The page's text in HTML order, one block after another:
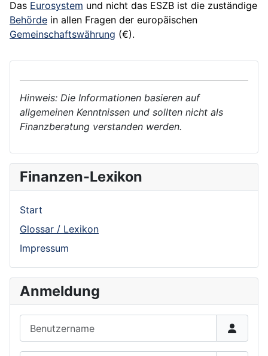
Das Eurosystem und nicht das ESZB ist die zuständige
Behörde in allen Fragen der europäischen
Gemeinschaftswährung (€).
Hinweis: Die Informationen basieren auf
allgemeinen Kenntnissen und sollten nicht als
Finanzberatung verstanden werden.
Finanzen-Lexikon
Start
Glossar / Lexikon
Impressum
Anmeldung